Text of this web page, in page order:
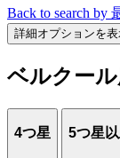
Back to search by
詳細オプションを
ベルクー
4つ星 5つ星